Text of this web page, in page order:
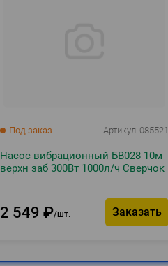
Под заказ Артикул 085521
Насос вибрационный БВ028 10м
верхн заб 300Вт 1000л/ч Сверчок
2 549 ₽ шт. Заказать